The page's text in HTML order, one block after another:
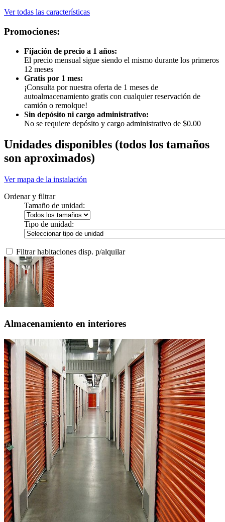
Ver todas las características
Promociones:
Fijación de precio a 1 años:
El precio mensual sigue siendo el mismo durante los primeros
12 meses
Gratis por 1 mes:
¡Consulta por nuestra oferta de 1 meses de
autoalmacenamiento gratis con cualquier reservación de
camión o remolque!
Sin depósito ni cargo administrativo:
No se requiere depósito y cargo administrativo de $0.00
Unidades disponibles (todos los tamaños
son aproximados)
Ver mapa de la instalación
Ordenar y filtrar
Tamaño de unidad:
Tipo de unidad:
Filtrar habitaciones disp. p/alquilar
Almacenamiento en interiores